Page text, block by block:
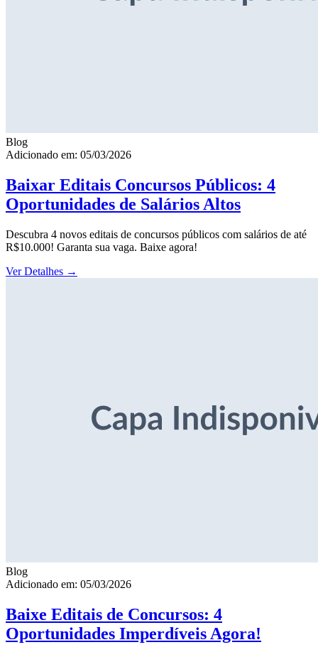
Blog
Adicionado em: 05/03/2026
Baixar Editais Concursos Públicos: 4
Oportunidades de Salários Altos
Descubra 4 novos editais de concursos públicos com salários de até
R$10.000! Garanta sua vaga. Baixe agora!
Ver Detalhes →
Blog
Adicionado em: 05/03/2026
Baixe Editais de Concursos: 4
Oportunidades Imperdíveis Agora!